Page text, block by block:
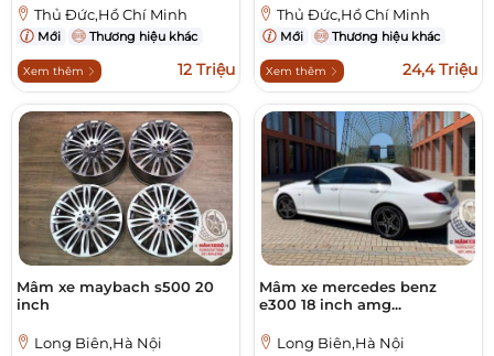
Thủ Đức,Hồ Chí Minh
Mới Thương hiệu khác
Xem thêm 12 Triệu
Thủ Đức,Hồ Chí Minh
Mới Thương hiệu khác
Xem thêm 24,4 Triệu
Mâm xe maybach s500 20
inch
Long Biên,Hà Nội
Mâm xe mercedes benz
e300 18 inch amg...
Long Biên,Hà Nội